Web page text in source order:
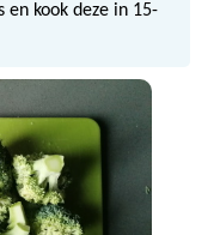
en kook deze in 15-